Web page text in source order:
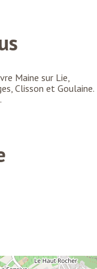
Maine sur Lie,
Clisson et Goulaine.